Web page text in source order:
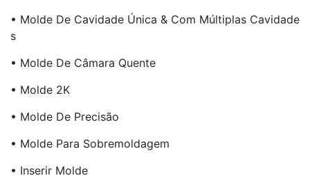
• Molde De Cavidade Única & Com Múltiplas Cavidade
S
• Molde De Câmara Quente
• Molde 2K
• Molde De Precisão
• Molde Para Sobremoldagem
• Inserir Molde